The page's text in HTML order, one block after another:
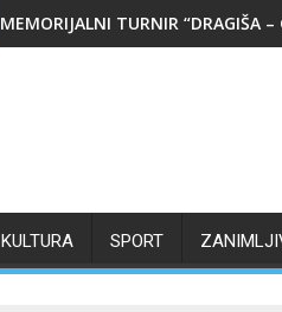
MEMORIJALNI TURNIR “DRAGIŠA –
KULTURA SPORT